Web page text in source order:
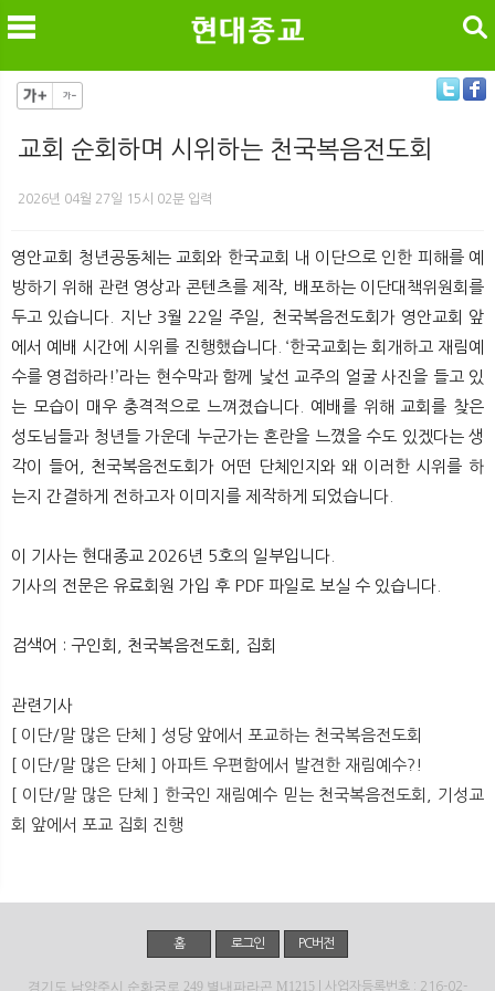
검색
교회 순회하며 시위하는 천국복음전도회
2026년 04월 27일 15시 02분 입력
영안교회 청년공동체는 교회와 한국교회 내 이단으로 인한 피해를 예
방하기 위해 관련 영상과 콘텐츠를 제작, 배포하는 이단대책위원회를
두고 있습니다. 지난 3월 22일 주일, 천국복음전도회가 영안교회 앞
에서 예배 시간에 시위를 진행했습니다. ‘한국교회는 회개하고 재림예
수를 영접하라!’라는 현수막과 함께 낯선 교주의 얼굴 사진을 들고 있
는 모습이 매우 충격적으로 느껴졌습니다. 예배를 위해 교회를 찾은
성도님들과 청년들 가운데 누군가는 혼란을 느꼈을 수도 있겠다는 생
각이 들어, 천국복음전도회가 어떤 단체인지와 왜 이러한 시위를 하
는지 간결하게 전하고자 이미지를 제작하게 되었습니다.
이 기사는 현대종교 2026년 5호의 일부입니다.
기사의 전문은 유료회원 가입 후 PDF 파일로 보실 수 있습니다.
검색어 : 구인회, 천국복음전도회, 집회
관련기사
[ 이단/말 많은 단체 ] 성당 앞에서 포교하는 천국복음전도회
[ 이단/말 많은 단체 ] 아파트 우편함에서 발견한 재림예수?!
[ 이단/말 많은 단체 ] 한국인 재림예수 믿는 천국복음전도회, 기성교
회 앞에서 포교 집회 진행
홈 로그인 PC버전
경기도 남양주시 순화궁로 249 별내파라곤 M1215 | 사업자등록번호 : 216-02-